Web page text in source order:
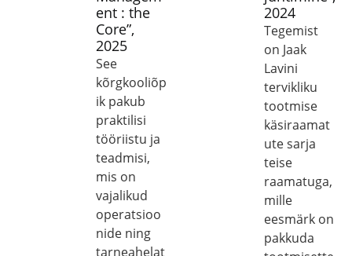
ent : the
Core”,
2025
See
kõrgkooliõp
ik pakub
praktilisi
tööriistu ja
teadmisi,
mis on
vajalikud
operatsioo
nide ning
tarneahelat
2024
Tegemist
on Jaak
Lavini
tervikliku
tootmise
käsiraamat
ute sarja
teise
raamatuga,
mille
eesmärk on
pakkuda